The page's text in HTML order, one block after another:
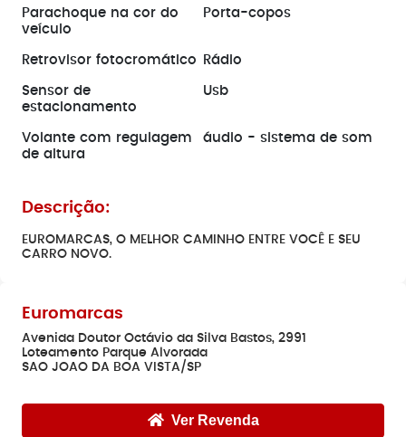
Parachoque na cor do
veículo
Porta-copos
Retrovisor fotocromático Rádio
Sensor de
estacionamento
Usb
Volante com regulagem
de altura
áudio - sistema de som
Descrição:
EUROMARCAS, O MELHOR CAMINHO ENTRE VOCÊ E SEU
CARRO NOVO.
Euromarcas
Avenida Doutor Octávio da Silva Bastos, 2991
Loteamento Parque Alvorada
SAO JOAO DA BOA VISTA/SP
Ver Revenda